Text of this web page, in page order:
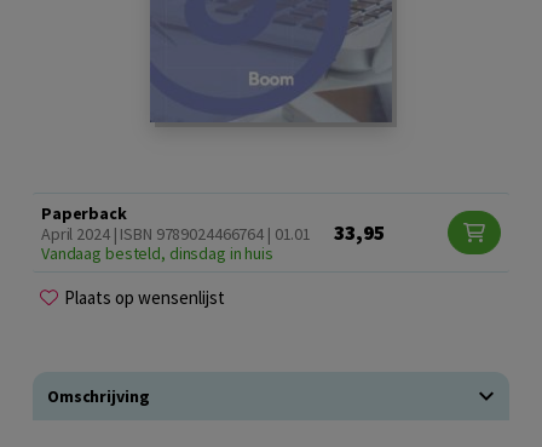
Paperback
April 2024 | ISBN 9789024466764 | 01.01
Vandaag besteld, dinsdag in huis
33,95
Plaats op wensenlijst
Omschrijving